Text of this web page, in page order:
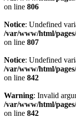
on line 806
Notice: Undefined
/var/www/html/
on line 807
Notice: Undefined
/var/www/html/
on line 842
Warning: Invalid
/var/www/html/
on line 842